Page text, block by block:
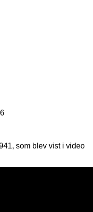
som blev vist i video